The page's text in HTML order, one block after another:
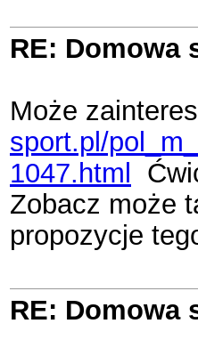
RE: Domowa
Może
sport.pl/
1047.html
Zobacz może
propozycje
RE: Domowa